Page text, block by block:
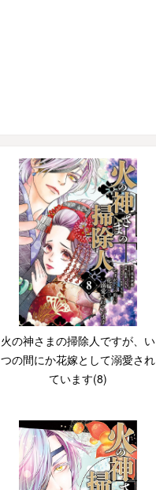
火の神さまの掃除人ですが、い
つの間にか花嫁として溺愛され
ています(8)